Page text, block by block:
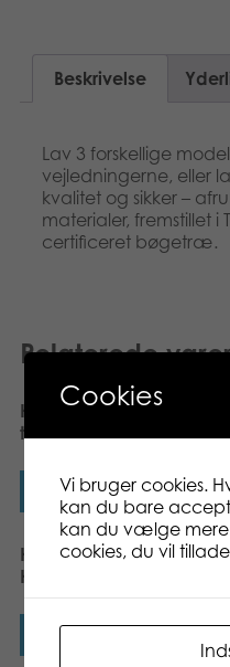
Svenska
Beskrivelse
Lav 3 forskellige
vejledningerne, eller
kvalitet og sikker –
materialer, fremstillet i
certificeret bøgetræ.
Relaterede
Heros Constructor
tilbehørssæt 75 stk
Læs mere
Heros Constructor – 6-i-1,
Hjullæsser, 140 dele
Cookies
Vi bruger cookies.
kan du bare
kan du vælge mere
cookies, du vil